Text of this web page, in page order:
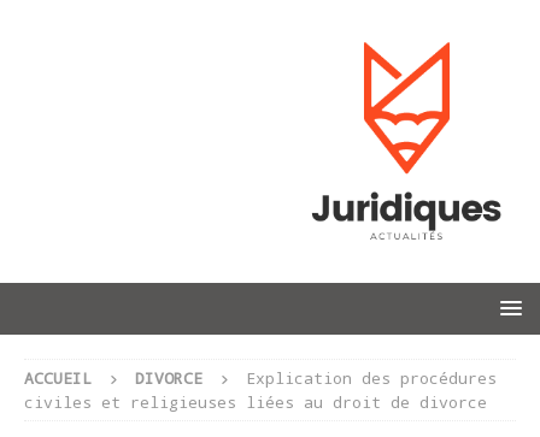
ACCUEIL DIVORCE
Explication des procédures
civiles et religieuses liées au droit de divorce